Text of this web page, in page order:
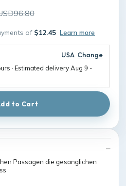
of $12.45 Learn more
USA Change
· Estimated deliveryAug 9 -
to Cart
Passagen die gesanglichen